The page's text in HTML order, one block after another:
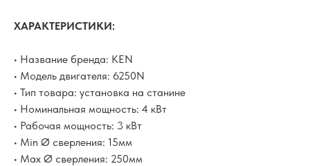
ХАРАКТЕРИСТИКИ:
• Название бренда: KEN
• Модель двигателя: 6250N
• Тип товара: установка на станине
• Номинальная мощность: 4 кВт
• Рабочая мощность: 3 кВт
• Min Ø сверления: 15мм
• Max Ø сверления: 250мм